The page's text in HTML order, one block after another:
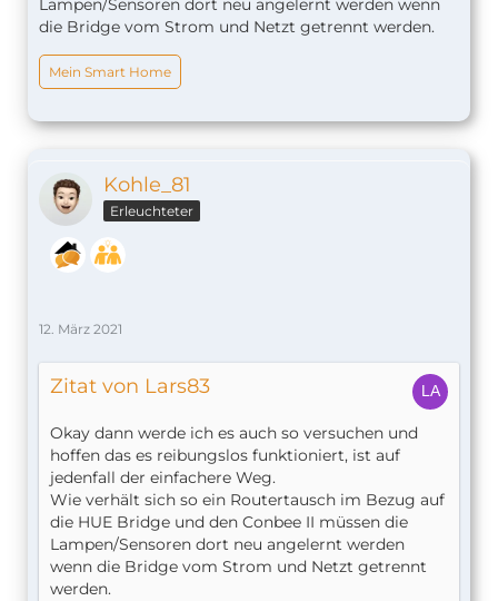
Lampen/Sensoren dort neu angelernt werden wenn
die Bridge vom Strom und Netzt getrennt werden.
Mein Smart Home
Kohle_81
Erleuchteter
12. März 2021
Zitat von Lars83
Okay dann werde ich es auch so versuchen und
hoffen das es reibungslos funktioniert, ist auf
jedenfall der einfachere Weg.
Wie verhält sich so ein Routertausch im Bezug auf
die HUE Bridge und den Conbee II müssen die
Lampen/Sensoren dort neu angelernt werden
wenn die Bridge vom Strom und Netzt getrennt
werden.